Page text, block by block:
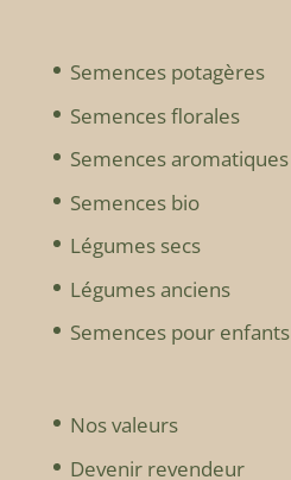
Semences potagères
Semences florales
Semences aromatiques
Semences bio
Légumes secs
Légumes anciens
Semences pour enfants
Nos valeurs
Devenir revendeur